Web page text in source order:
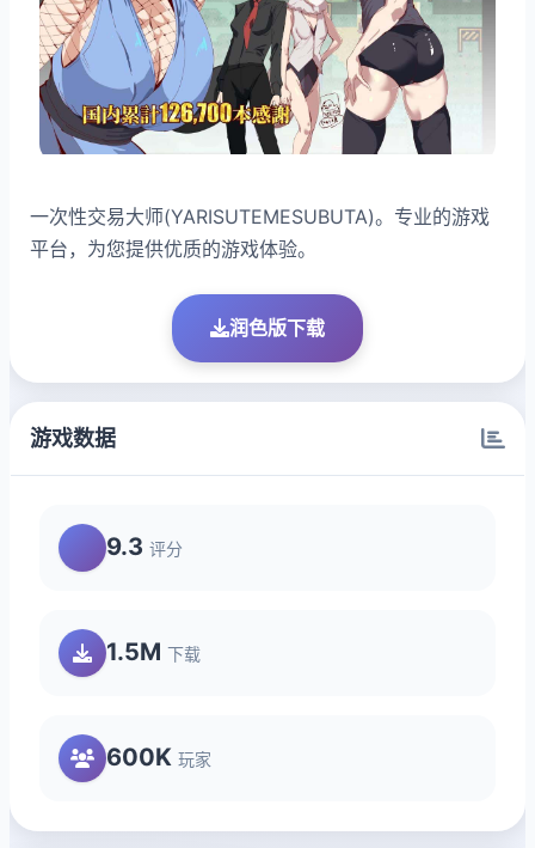
一次性交易大师(YARISUTEMESUBUTA)。专业的游戏
平台，为您提供优质的游戏体验。
润色版下载
游戏数据
9.3 评分
1.5M 下载
600K 玩家